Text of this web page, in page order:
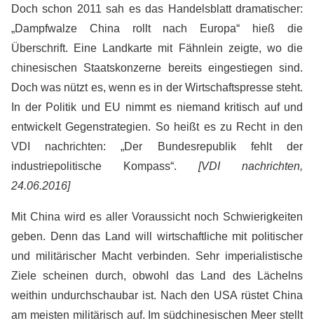
Doch schon 2011 sah es das Handelsblatt dramatischer:
„Dampfwalze China rollt nach Europa“ hieß die
Überschrift. Eine Landkarte mit Fähnlein zeigte, wo die
chinesischen Staatskonzerne bereits eingestiegen sind.
Doch was nützt es, wenn es in der Wirtschaftspresse steht.
In der Politik und EU nimmt es niemand kritisch auf und
entwickelt Gegenstrategien. So heißt es zu Recht in den
VDI nachrichten: „Der Bundesrepublik fehlt der
industriepolitische Kompass“. [VDI nachrichten,
24.06.2016]
Mit China wird es aller Voraussicht noch Schwierigkeiten
geben. Denn das Land will wirtschaftliche mit politischer
und militärischer Macht verbinden. Sehr imperialistische
Ziele scheinen durch, obwohl das Land des Lächelns
weithin undurchschaubar ist. Nach den USA rüstet China
am meisten militärisch auf. Im südchinesischen Meer stellt